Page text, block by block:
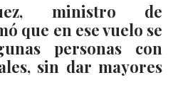
ministro de
que en ese vuelo se
personas con
sin dar mayores